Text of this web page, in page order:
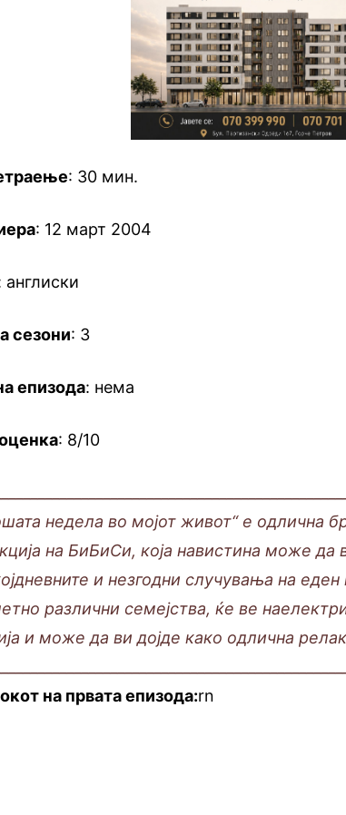
: 30 мин.
: 12 март 2004
англиски
сезони: 3
епизода: нема
: 8/10
недела во мојот живот“ е одлична
на БиБиСи, која навистина може да
и незгодни случувања на
различни семејства, ќе ве
и може да ви дојде како одлична
на првата епизода:rn